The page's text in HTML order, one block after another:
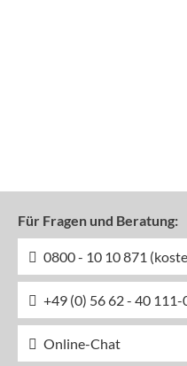
Für Fragen und Beratung:
0800 - 10 10 871
+49 (0) 56 62 - 40 111-
Online-Chat